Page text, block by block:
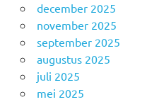
december 2025
november 2025
september 2025
augustus 2025
juli 2025
mei 2025